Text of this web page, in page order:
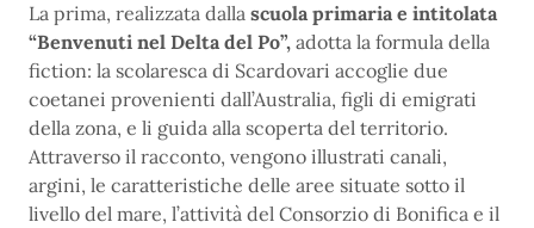
La prima, realizzata dalla scuola primaria e intitolata
“Benvenuti nel Delta del Po”, adotta la formula della
fiction: la scolaresca di Scardovari accoglie due
coetanei provenienti dall’Australia, figli di emigrati
della zona, e li guida alla scoperta del territorio.
Attraverso il racconto, vengono illustrati canali,
argini, le caratteristiche delle aree situate sotto il
livello del mare, l’attività del Consorzio di Bonifica e il